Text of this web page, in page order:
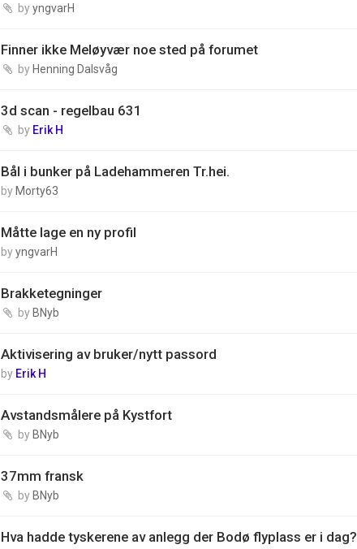
byyngvarH
Finner ikke Meløyvær noe sted på forumet
by Henning Dalsvåg
3d scan - regelbau 631
by Erik H
Bål i bunker på Ladehammeren Tr.hei.
by Morty63
Måtte lage en ny profil
byyngvarH
Brakketegninger
by BNyb
Aktivisering av bruker/nytt passord
by Erik H
Avstandsmålere på Kystfort
by BNyb
37mm fransk
by BNyb
Hva hadde tyskerene av anlegg der Bodø flyplass er i dag?